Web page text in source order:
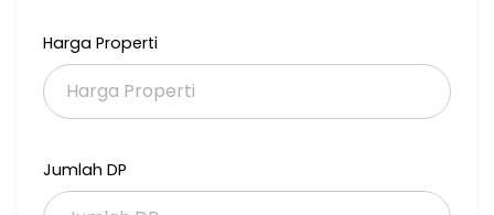
Selling Point:
* Lokasi premium Cipete Utara
* Cocok untuk kantor & cafe
* Area parkir luas
Harga Jual Rp 18 M (Nego)
Harga Sewa Rp 500 Juta / Tahun
Harga Properti
Jumlah DP